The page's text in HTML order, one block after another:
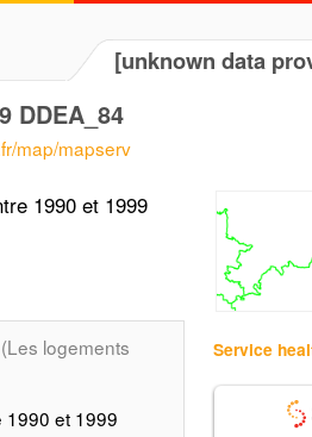
[unknown data
DDEA_84
map/mapserv
Service
1990 et 1999
(Les logements
1990 et 1999